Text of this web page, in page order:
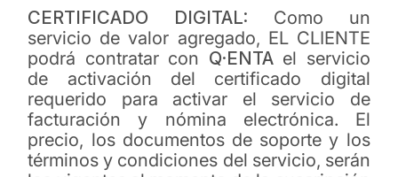
CERTIFICADO DIGITAL: Como un
servicio de valor agregado, EL CLIENTE
podrá contratar con Q·ENTAel servicio
de activación del certificado digital
requerido para activar el servicio de
facturación y nómina electrónica. El
precio, los documentos de soporte y los
términos y condiciones del servicio, serán